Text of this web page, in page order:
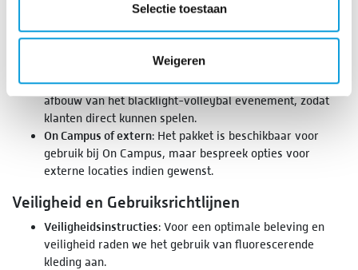
Selectie toestaan
Weigeren
aanpasbaar voor verschillende groepsgroottes en
Op- en afbouw: On Campus verzorgt de volledige op- en
afbouw van het blacklight-volleybal evenement, zodat
klanten direct kunnen spelen.
On Campus of extern: Het pakket is beschikbaar voor
gebruik bij On Campus, maar bespreek opties voor
externe locaties indien gewenst.
Veiligheid en Gebruiksrichtlijnen
Veiligheidsinstructies: Voor een optimale beleving en
veiligheid raden we het gebruik van fluorescerende
kleding aan.